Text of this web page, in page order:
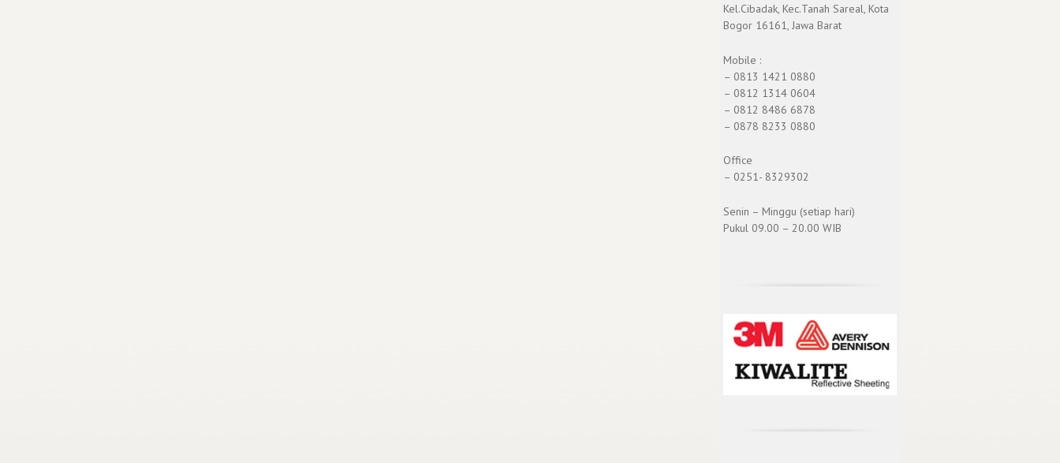
Kel.Cibadak, Kec.Tanah Sareal, Kota
Bogor 16161, Jawa Barat
Mobile :
– 0813 1421 0880
– 0812 1314 0604
– 0812 8486 6878
– 0878 8233 0880
Office
– 0251- 8329302
Senin – Minggu (setiap hari)
Pukul 09.00 – 20.00 WIB